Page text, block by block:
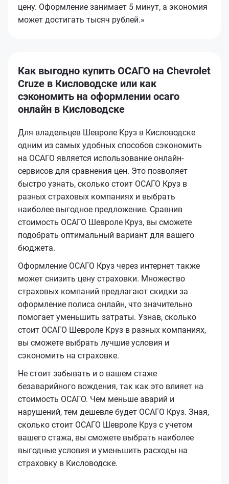
цену. Оформление занимает 5 минут, а экономия
может достигать тысяч рублей.»
Как выгодно купить ОСАГО на Chevrolet
Cruze в Кисловодске или как
сэкономить на оформлении осаго
онлайн в Кисловодске
Для владельцев Шевроле Круз в Кисловодске
одним из самых удобных способов сэкономить
на ОСАГО является использование онлайн-
сервисов для сравнения цен. Это позволяет
быстро узнать, сколько стоит ОСАГО Круз в
разных страховых компаниях и выбрать
наиболее выгодное предложение. Сравнив
стоимость ОСАГО Шевроле Круз, вы сможете
подобрать оптимальный вариант для вашего
бюджета.
Оформление ОСАГО Круз через интернет также
может снизить цену страховки. Множество
страховых компаний предлагают скидки за
оформление полиса онлайн, что значительно
помогает уменьшить затраты. Узнав, сколько
стоит ОСАГО Шевроле Круз в разных компаниях,
вы сможете выбрать лучшие условия и
сэкономить на страховке.
Не стоит забывать и о вашем стаже
безаварийного вождения, так как это влияет на
стоимость ОСАГО. Чем меньше аварий и
нарушений, тем дешевле будет ОСАГО Круз. Зная,
сколько стоит ОСАГО Шевроле Круз с учетом
вашего стажа, вы сможете выбрать наиболее
выгодные условия и уменьшить расходы на
страховку в Кисловодске.